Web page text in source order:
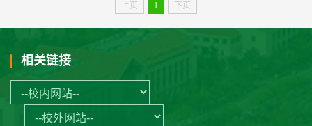
上页 1 下页
相关链接